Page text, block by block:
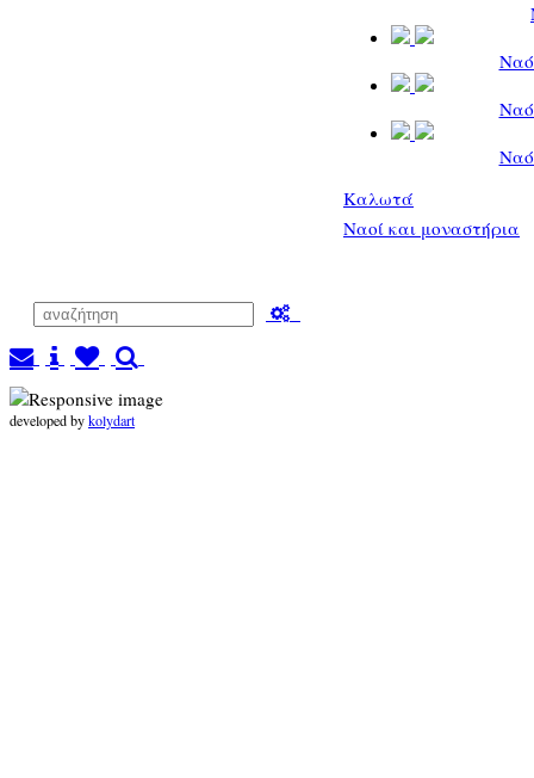
Καλωτά
Ναοί και μοναστήρια
developed bykolydart